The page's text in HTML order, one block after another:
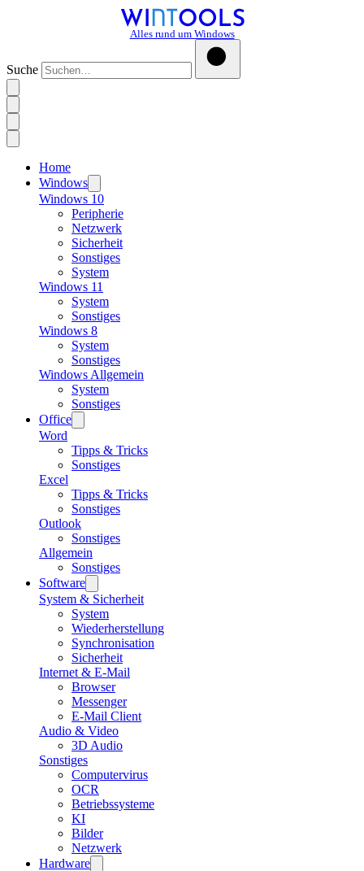
Alles rund um Windows
Suche
Home
Windows
Windows 10
Peripherie
Netzwerk
Sicherheit
Sonstiges
System
Windows 11
System
Sonstiges
Windows 8
System
Sonstiges
Windows Allgemein
System
Sonstiges
Office
Word
Tipps & Tricks
Sonstiges
Excel
Tipps & Tricks
Sonstiges
Outlook
Sonstiges
Allgemein
Sonstiges
Software
System & Sicherheit
System
Wiederherstellung
Synchronisation
Sicherheit
Internet & E-Mail
Browser
Messenger
E-Mail Client
Audio & Video
3D Audio
Sonstiges
Computervirus
OCR
Betriebssysteme
KI
Bilder
Netzwerk
Hardware